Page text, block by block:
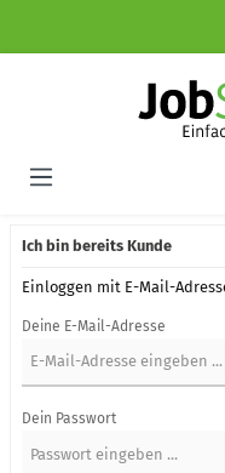
Ich bin bereits Kunde
Einloggen mit E-Mail-
Deine E-Mail-Adresse
Dein Passwort